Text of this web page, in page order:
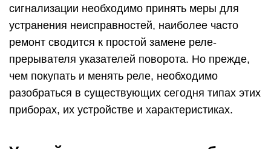
сигнализации необходимо принять меры для
устранения неисправностей, наиболее часто
ремонт сводится к простой замене реле-
прерывателя указателей поворота. Но прежде,
чем покупать и менять реле, необходимо
разобраться в существующих сегодня типах этих
приборах, их устройстве и характеристиках.